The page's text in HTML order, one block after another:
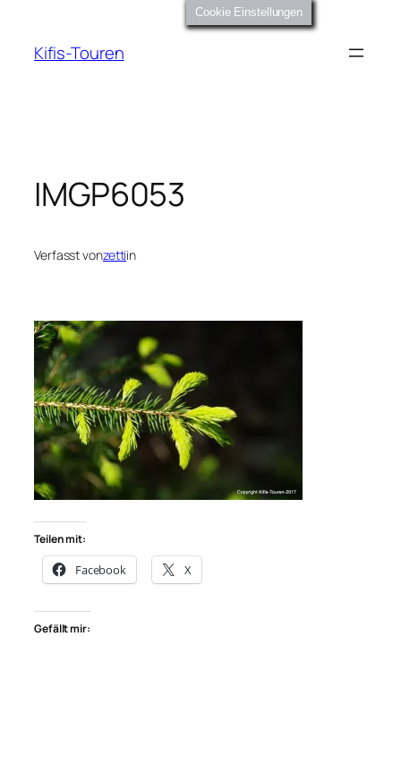
springen
Kifis-Touren
IMGP6053
Verfasst vonzettiin
Teilen mit:
Facebook X
Gefällt mir:
Cookie Einstellungen